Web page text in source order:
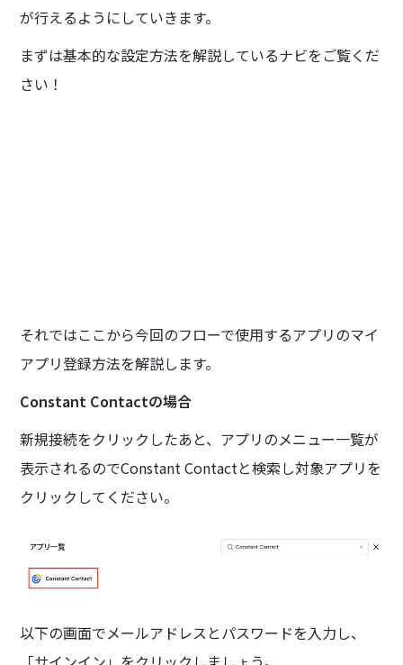
が行えるようにしていきます。
まずは基本的な設定方法を解説しているナビをご覧くだ
さい！
それではここから今回のフローで使用するアプリのマイ
アプリ登録方法を解説します。
Constant Contactの場合
新規接続をクリックしたあと、アプリのメニュー一覧が
表示されるのでConstant Contactと検索し対象アプリを
クリックしてください。
以下の画面でメールアドレスとパスワードを入力し、